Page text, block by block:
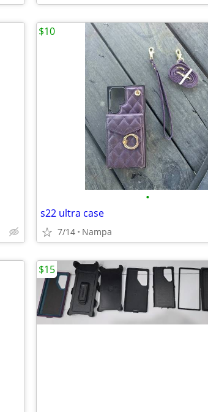
•
s22 ultra case
7/14 Nampa
$10
$15